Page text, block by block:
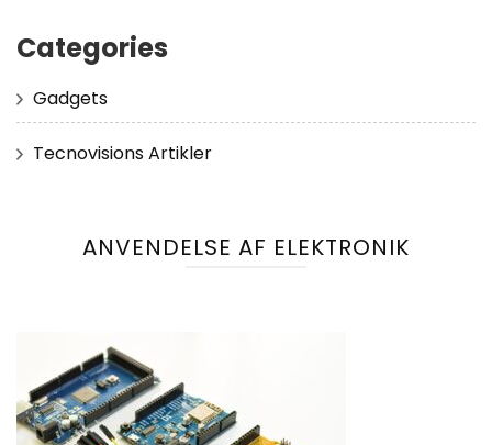
Categories
Gadgets
Tecnovisions Artikler
ANVENDELSE AF ELEKTRONIK